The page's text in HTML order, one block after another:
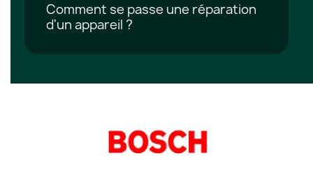
Comment se passe une réparation
d'un appareil ?